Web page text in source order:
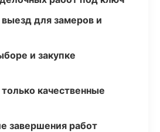
для замеров и
и закупке
качественные
завершения работ